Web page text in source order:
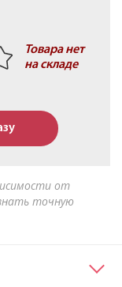
Товара нет
на складе
от
точную